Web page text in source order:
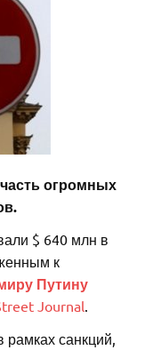
огромных
$ 640 млн в
к
Путину
Journal
санкций,